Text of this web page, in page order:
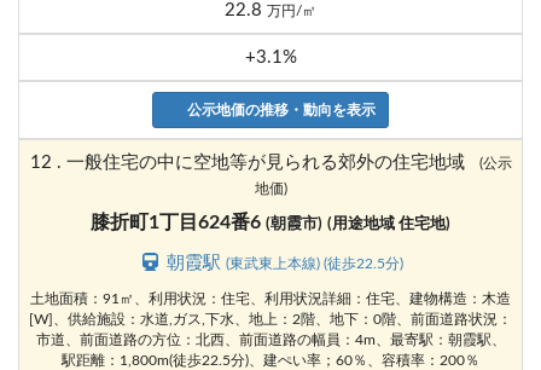
22.8 万円/㎡
+3.1%
公示地価の推移・動向を表示
12 . 一般住宅の中に空地等が見られる郊外の住宅地域
(公示
地価)
膝折町1丁目624番6 (朝霞市) (用途地域 住宅地)
朝霞駅 (東武東上本線) (徒歩22.5分)
土地面積：91㎡、利用状況：住宅、利用状況詳細：住宅、建物構造：木造
[W]、供給施設：水道,ガス,下水、地上：2階、地下：0階、前面道路状況：
市道、前面道路の方位：北西、前面道路の幅員：4m、最寄駅：朝霞駅、
駅距離：1,800m(徒歩22.5分)、建ぺい率；60％、容積率：200％